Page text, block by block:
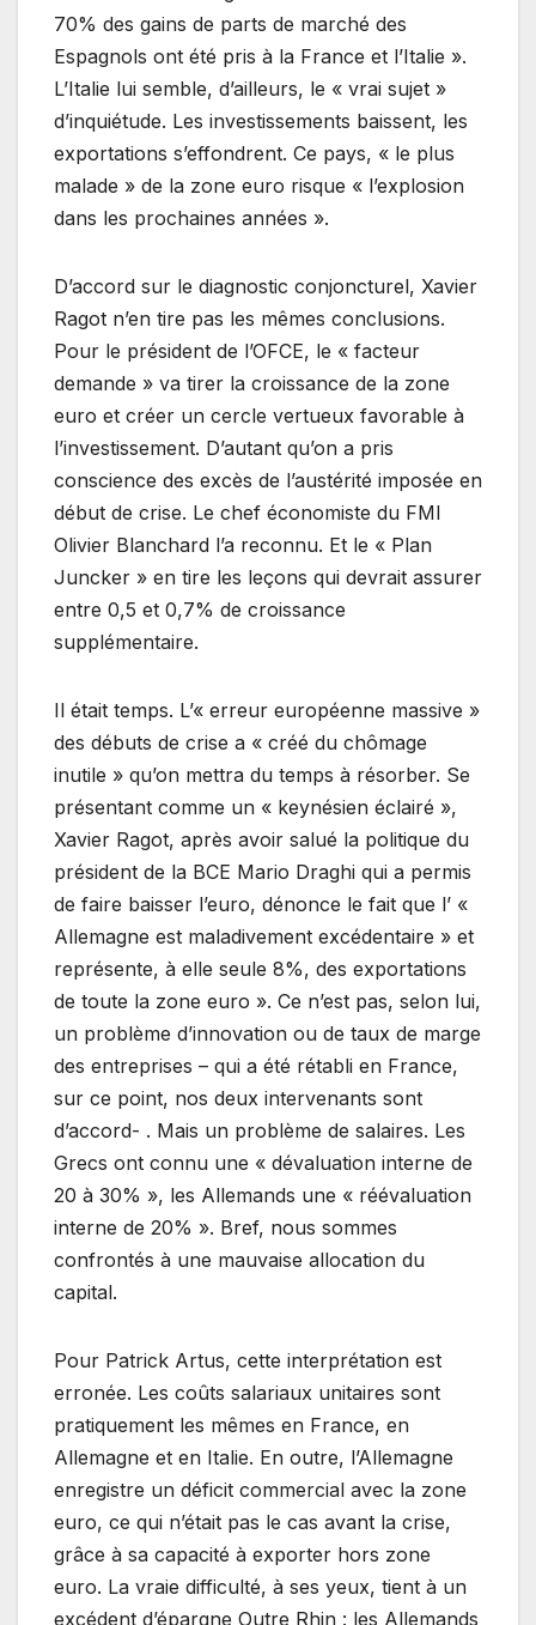
70% des gains de parts de marché des
Espagnols ont été pris à la France et l’Italie ».
L’Italie lui semble, d’ailleurs, le « vrai sujet »
d’inquiétude. Les investissements baissent, les
exportations s’effondrent. Ce pays, « le plus
malade » de la zone euro risque « l’explosion
dans les prochaines années ».
D’accord sur le diagnostic conjoncturel, Xavier
Ragot n’en tire pas les mêmes conclusions.
Pour le président de l’OFCE, le « facteur
demande » va tirer la croissance de la zone
euro et créer un cercle vertueux favorable à
l’investissement. D’autant qu’on a pris
conscience des excès de l’austérité imposée en
début de crise. Le chef économiste du FMI
Olivier Blanchard l’a reconnu. Et le « Plan
Juncker » en tire les leçons qui devrait assurer
entre 0,5 et 0,7% de croissance
supplémentaire.
Il était temps. L’« erreur européenne massive »
des débuts de crise a « créé du chômage
inutile » qu’on mettra du temps à résorber. Se
présentant comme un « keynésien éclairé »,
Xavier Ragot, après avoir salué la politique du
président de la BCE Mario Draghi qui a permis
de faire baisser l’euro, dénonce le fait que l’ «
Allemagne est maladivement excédentaire » et
représente, à elle seule 8%, des exportations
de toute la zone euro ». Ce n’est pas, selon lui,
un problème d’innovation ou de taux de marge
des entreprises – qui a été rétabli en France,
sur ce point, nos deux intervenants sont
d’accord- . Mais un problème de salaires. Les
Grecs ont connu une « dévaluation interne de
20 à 30% », les Allemands une « réévaluation
interne de 20% ». Bref, nous sommes
confrontés à une mauvaise allocation du
capital.
Pour Patrick Artus, cette interprétation est
erronée. Les coûts salariaux unitaires sont
pratiquement les mêmes en France, en
Allemagne et en Italie. En outre, l’Allemagne
enregistre un déficit commercial avec la zone
euro, ce qui n’était pas le cas avant la crise,
grâce à sa capacité à exporter hors zone
euro. La vraie difficulté, à ses yeux, tient à un
excédent d’épargne Outre Rhin : les Allemands